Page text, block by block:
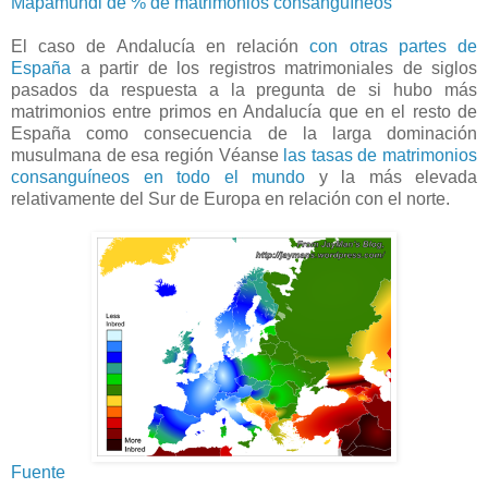
El caso de Andalucía en relacióncon otras partes de
España a partir de los registros matrimoniales de siglos
pasados da respuesta a la pregunta de si hubo más
matrimonios entre primos en Andalucía que en el resto de
España como consecuencia de la larga dominación
musulmana de esa región Véanse las tasas de matrimonios
consanguíneos en todo el mundo y la más elevada
relativamente del Sur de Europa en relación con el norte.
Fuente